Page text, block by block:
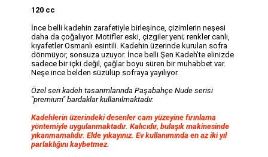
120 cc
İnce belli kadehin zarafetiyle birleşince, çizimlerin neşesi
daha da çoğalıyor. Motifler eski, çizgiler yeni; renkler canlı,
kıyafetler Osmanlı esintili. Kadehin üzerinde kurulan sofra
dönmüyor, sonsuza uzuyor. İnce belli Şen Kadeh’te elinizde
sadece bir içki değil, çağlar boyu süren bir muhabbet var.
Neşe ince belden süzülüp sofraya yayılıyor.
Özel seri kadeh tasarımlarında Paşabahçe Nude serisi
"premium" bardaklar kullanılmaktadır.
Kadehlerin üzerindeki desenler cam yüzeyine fırınlama
yöntemiyle uygulanmaktadır. Kalıcıdır, bulaşık makinesinde
yıkanmamalıdır. Elde yıkayınız. Ev kullanımında en az iki yıl
parlaklığını kaybetmez.